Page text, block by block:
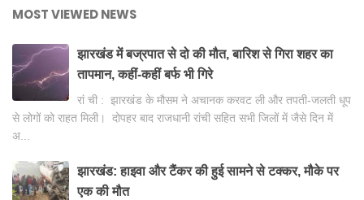
MOST VIEWED NEWS
झारखंड में बज्रपात से दो की मौत, बारिश से गिरा शहर का
तापमान, कहीं-कहीं बर्फ भी गिरे
रां ची : झारखंड के मौसम ने अचानक करवट ली और तपती-जलती धूप
से लोगों को राहत मिली। दोपहर बाद राजधानी रांची सहित सभी जिलों में जैसे दिन में
अ...
झारखंड: हाइवा और टैंकर की हुई सामने से टक्कर, मौके पर
एक की मौत